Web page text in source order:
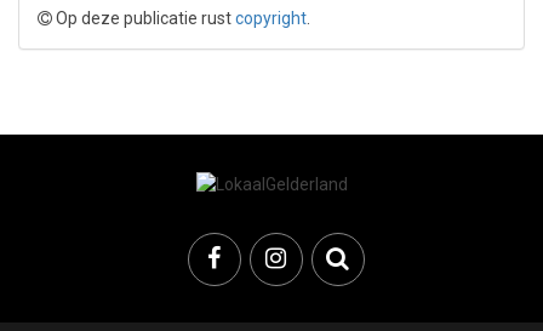
Op deze publicatie rustcopyright